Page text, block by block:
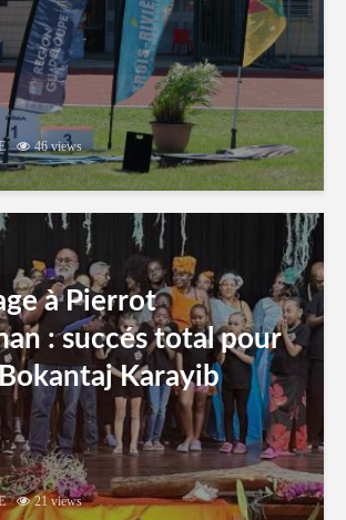
46 views
à Pierrot
: succés total pour
Karayib
21 views